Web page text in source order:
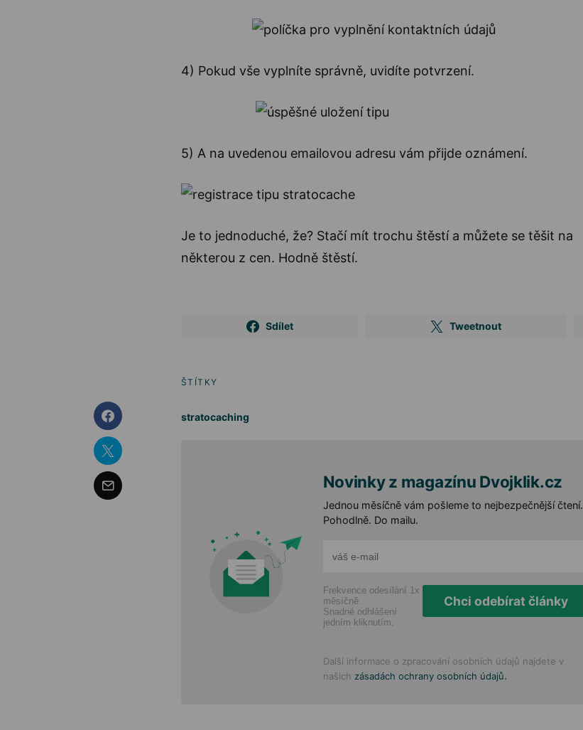
4) Pokud vše vyplníte správně, uvidíte potvrzení.
5) A na uvedenou emailovou adresu vám přijde oznámení.
Je to jednoduché, že? Stačí mít trochu štěstí a můžete se těšit na
některou z cen. Hodně štěstí.
Sdílet Tweetnout
ŠTÍTKY
stratocaching
Novinky z magazínu Dvojklik.cz
Jednou měsíčně vám pošleme to nejbezpečnější čtení.
Pohodlně. Do mailu.
Frekvence odesílání 1x
měsíčně.
Snadné odhlášení
jedním kliknutím.
Chci odebírat články
Další informace o zpracování osobních údajů najdete v
našich zásadách ochrany osobních údajů.